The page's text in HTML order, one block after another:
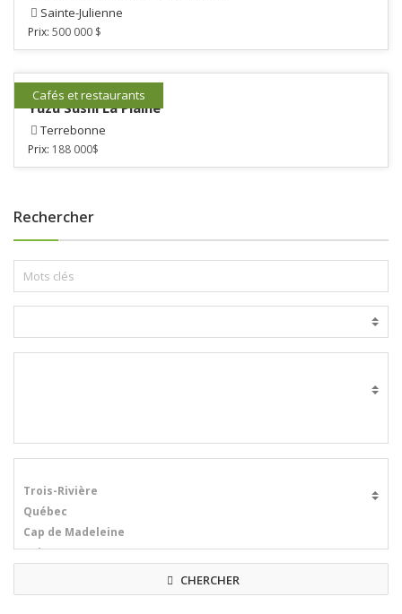
Sainte-Julienne
Prix: 500 000 $
Cafés et restaurants
Yuzu Sushi La Plaine
Terrebonne
Prix: 188 000$
Rechercher
CHERCHER